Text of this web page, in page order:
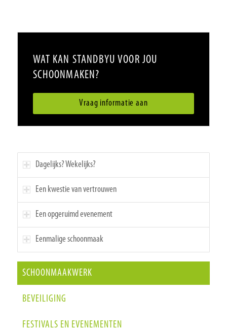
WAT KAN STANDBYU VOOR JOU
SCHOONMAKEN?
Vraag informatie aan
Dagelijks? Wekelijks?
Een kwestie van vertrouwen
Een opgeruimd evenement
Eenmalige schoonmaak
SCHOONMAAKWERK
BEVEILIGING
FESTIVALS EN EVENEMENTEN